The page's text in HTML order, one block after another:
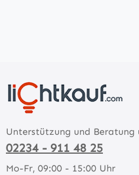
Unterstützung und Beratung
02234 - 911 48 25
Mo-Fr, 09:00 - 15:00 Uhr